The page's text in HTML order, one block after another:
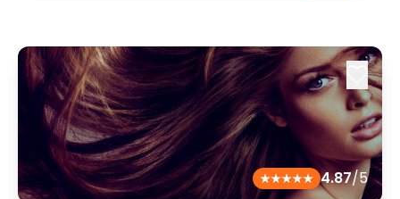
4.87/5